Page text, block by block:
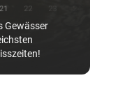
Gewässer